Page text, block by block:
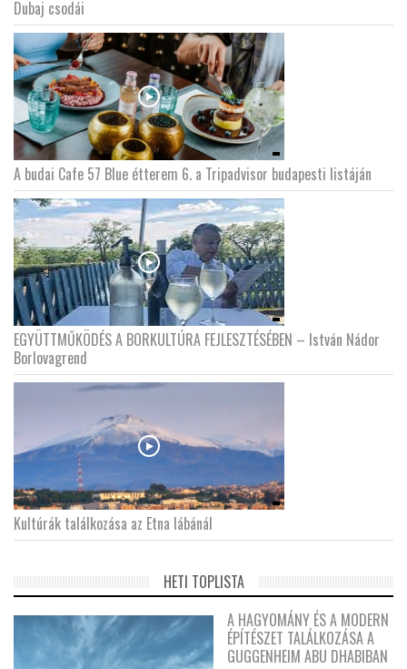
Dubaj csodái
A budai Cafe 57 Blue étterem 6. a Tripadvisor budapesti listáján
EGYÜTTMŰKÖDÉS A BORKULTÚRA FEJLESZTÉSÉBEN – István Nádor
Borlovagrend
Kultúrák találkozása az Etna lábánál
HETI TOPLISTA
A HAGYOMÁNY ÉS A MODERN
ÉPÍTÉSZET TALÁLKOZÁSA A
GUGGENHEIM ABU DHABIBAN